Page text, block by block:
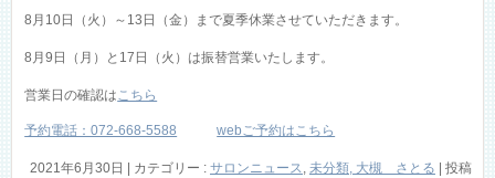
8月10日（火）～13日（金）まで夏季休業させていただきます。
8月9日（月）と17日（火）は振替営業いたします。
営業日の確認はこちら
予約電話：072-668-5588 webご予約はこちら
2021年6月30日 カテゴリー : サロンニュース, 未分類, 大槻 さとる
投稿